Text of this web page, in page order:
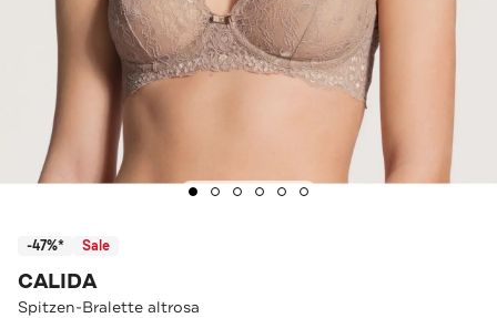
-47%* Sale
CALIDA
Spitzen-Bralette altrosa